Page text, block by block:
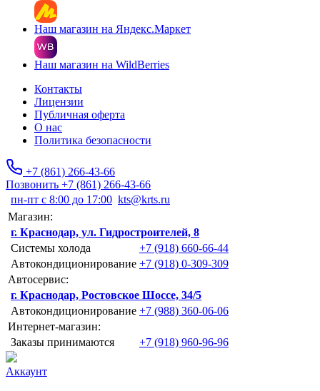
Наш магазин на Яндекс.Маркет
Наш магазин на WildBerries
Контакты
Лицензии
Публичная оферта
О нас
Политика безопасности
+7 (861) 266-43-66
Позвонить +7 (861) 266-43-66
пн-пт с 8:00 до 17:00 kts@krts.ru
Магазин:
г. Краснодар, ул. Гидростроителей, 8
Системы холода
+7 (918) 660-66-44
Автокондиционирование +7 (918) 0-309-309
Автосервис:
г. Краснодар, Ростовское Шоссе, 34/5
Автокондиционирование +7 (988) 360-06-06
Интернет-магазин:
Заказы принимаются
+7 (918) 960-96-96
Аккаунт